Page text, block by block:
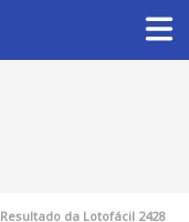
Resultado da Lotofácil 2428